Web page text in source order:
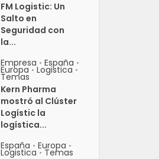
FM Logistic: Un
Salto en
Seguridad con
la...
Empresa • España •
Europa • Logistica •
Temas
Kern Pharma
mostró al Clúster
Logístic la
logística...
España • Europa •
Logistica • Temas